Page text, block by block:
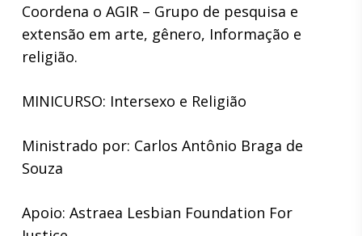
Coordena o AGIR – Grupo de pesquisa e
extensão em arte, gênero, Informação e
religião.
MINICURSO: Intersexo e Religião
Ministrado por: Carlos Antônio Braga de
Souza
Apoio: Astraea Lesbian Foundation For